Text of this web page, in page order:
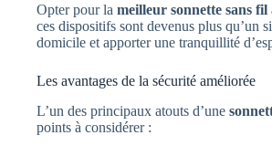
Opter pour la meilleur sonnette sans fil
ces dispositifs sont devenus plus qu’un
domicile et apporter une tranquillité
Les avantages de la sécurité améliorée
L’un des principaux atouts d’une
points à considérer :